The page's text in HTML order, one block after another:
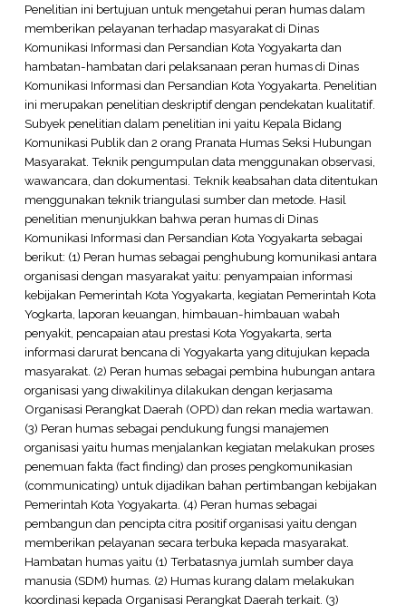
Penelitian ini bertujuan untuk mengetahui peran humas dalam
memberikan pelayanan terhadap masyarakat di Dinas
Komunikasi Informasi dan Persandian Kota Yogyakarta dan
hambatan-hambatan dari pelaksanaan peran humas di Dinas
Komunikasi Informasi dan Persandian Kota Yogyakarta. Penelitian
ini merupakan penelitian deskriptif dengan pendekatan kualitatif.
Subyek penelitian dalam penelitian ini yaitu Kepala Bidang
Komunikasi Publik dan 2 orang Pranata Humas Seksi Hubungan
Masyarakat. Teknik pengumpulan data menggunakan observasi,
wawancara, dan dokumentasi. Teknik keabsahan data ditentukan
menggunakan teknik triangulasi sumber dan metode. Hasil
penelitian menunjukkan bahwa peran humas di Dinas
Komunikasi Informasi dan Persandian Kota Yogyakarta sebagai
berikut: (1) Peran humas sebagai penghubung komunikasi antara
organisasi dengan masyarakat yaitu: penyampaian informasi
kebijakan Pemerintah Kota Yogyakarta, kegiatan Pemerintah Kota
Yogkarta, laporan keuangan, himbauan-himbauan wabah
penyakit, pencapaian atau prestasi Kota Yogyakarta, serta
informasi darurat bencana di Yogyakarta yang ditujukan kepada
masyarakat. (2) Peran humas sebagai pembina hubungan antara
organisasi yang diwakilinya dilakukan dengan kerjasama
Organisasi Perangkat Daerah (OPD) dan rekan media wartawan.
(3) Peran humas sebagai pendukung fungsi manajemen
organisasi yaitu humas menjalankan kegiatan melakukan proses
penemuan fakta (fact finding) dan proses pengkomunikasian
(communicating) untuk dijadikan bahan pertimbangan kebijakan
Pemerintah Kota Yogyakarta. (4) Peran humas sebagai
pembangun dan pencipta citra positif organisasi yaitu dengan
memberikan pelayanan secara terbuka kepada masyarakat.
Hambatan humas yaitu (1) Terbatasnya jumlah sumber daya
manusia (SDM) humas. (2) Humas kurang dalam melakukan
koordinasi kepada Organisasi Perangkat Daerah terkait. (3)